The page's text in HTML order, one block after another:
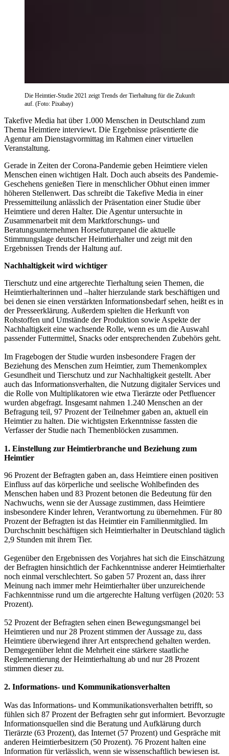
Die Heimtier-Studie 2021 zeigt Trends der Tierhaltung für die Zukunft
auf. (Foto: Pixabay)
Takefive Media hat über 1.000 Menschen in Deutschland zum
Thema Heimtiere interviewt. Die Ergebnisse präsentierte die
Agentur am Dienstagvormittag im Rahmen einer virtuellen
Veranstaltung.
Gerade in Zeiten der Corona-Pandemie geben Heimtiere vielen
Menschen einen wichtigen Halt. Doch auch abseits des Pandemie-
Geschehens genießen Tiere in menschlicher Obhut einen immer
höheren Stellenwert. Das schreibt die Takefive Media in einer
Pressemitteilung anlässlich der Präsentation einer Studie über
Heimtiere und deren Halter. Die Agentur untersuchte in
Zusammenarbeit mit dem Marktforschungs- und
Beratungsunternehmen Horsefuturepanel die aktuelle
Stimmungslage deutscher Heimtierhalter und zeigt mit den
Ergebnissen Trends der Haltung auf.
Nachhaltigkeit wird wichtiger
Tierschutz und eine artgerechte Tierhaltung seien Themen, die
Heimtierhalterinnen und –halter hierzulande stark beschäftigen und
bei denen sie einen verstärkten Informationsbedarf sehen, heißt es in
der Presseerklärung. Außerdem spielten die Herkunft von
Rohstoffen und Umstände der Produktion sowie Aspekte der
Nachhaltigkeit eine wachsende Rolle, wenn es um die Auswahl
passender Futtermittel, Snacks oder entsprechenden Zubehörs geht.
Im Fragebogen der Studie wurden insbesondere Fragen der
Beziehung des Menschen zum Heimtier, zum Themenkomplex
Gesundheit und Tierschutz und zur Nachhaltigkeit gestellt. Aber
auch das Informationsverhalten, die Nutzung digitaler Services und
die Rolle von Multiplikatoren wie etwa Tierärzte oder Petfluencer
wurden abgefragt. Insgesamt nahmen 1.240 Menschen an der
Befragung teil, 97 Prozent der Teilnehmer gaben an, aktuell ein
Heimtier zu halten. Die wichtigsten Erkenntnisse fassten die
Verfasser der Studie nach Themenblöcken zusammen.
1. Einstellung zur Heimtierbranche und Beziehung zum
Heimtier
96 Prozent der Befragten gaben an, dass Heimtiere einen positiven
Einfluss auf das körperliche und seelische Wohlbefinden des
Menschen haben und 83 Prozent betonen die Bedeutung für den
Nachwuchs, wenn sie der Aussage zustimmen, dass Heimtiere
insbesondere Kinder lehren, Verantwortung zu übernehmen. Für 80
Prozent der Befragten ist das Heimtier ein Familienmitglied. Im
Durchschnitt beschäftigen sich Heimtierhalter in Deutschland täglich
2,9 Stunden mit ihrem Tier.
Gegenüber den Ergebnissen des Vorjahres hat sich die Einschätzung
der Befragten hinsichtlich der Fachkenntnisse anderer Heimtierhalter
noch einmal verschlechtert. So gaben 57 Prozent an, dass ihrer
Meinung nach immer mehr Heimtierhalter über unzureichende
Fachkenntnisse rund um die artgerechte Haltung verfügen (2020: 53
Prozent).
52 Prozent der Befragten sehen einen Bewegungsmangel bei
Heimtieren und nur 28 Prozent stimmen der Aussage zu, dass
Heimtiere überwiegend ihrer Art entsprechend gehalten werden.
Demgegenüber lehnt die Mehrheit eine stärkere staatliche
Reglementierung der Heimtierhaltung ab und nur 28 Prozent
stimmen dieser zu.
2. Informations- und Kommunikationsverhalten
Was das Informations- und Kommunikationsverhalten betrifft, so
fühlen sich 87 Prozent der Befragten sehr gut informiert. Bevorzugte
Informationsquellen sind die Beratung und Aufklärung durch
Tierärzte (63 Prozent), das Internet (57 Prozent) und Gespräche mit
anderen Heimtierbesitzern (50 Prozent). 76 Prozent halten eine
Information für verlässlich, wenn sie wissenschaftlich bewiesen ist.